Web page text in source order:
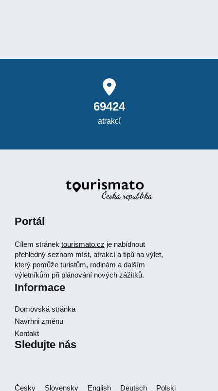
69424
atrakcí
Portál
Cílem stránek tourismato.cz je nabídnout
přehledný seznam míst, atrakcí a tipů na výlet,
který pomůže turistům, rodinám a dalším
výletníkům při plánování nových zážitků.
Informace
Domovská stránka
Navrhni změnu
Kontakt
Sledujte nás
Česky Slovensky English Deutsch Polski